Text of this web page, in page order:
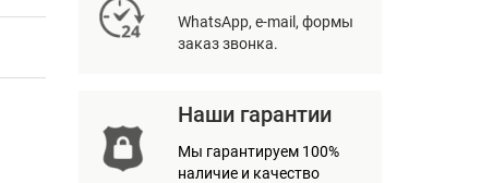
WhatsApp, e-mail, формы
заказ звонка.
Наши гарантии
Мы гарантируем 100%
наличие и качество